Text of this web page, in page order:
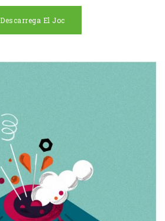
Descarrega El Joc